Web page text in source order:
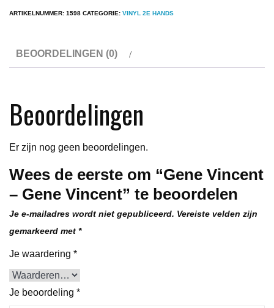
aantal
ARTIKELNUMMER: 1598 CATEGORIE: VINYL 2E HANDS
BEOORDELINGEN (0)
Beoordelingen
Er zijn nog geen beoordelingen.
Wees de eerste om “Gene Vincent
– Gene Vincent” te beoordelen
Je e-mailadres wordt niet gepubliceerd. Vereiste velden zijn
gemarkeerd met *
Je waardering *
Je beoordeling *